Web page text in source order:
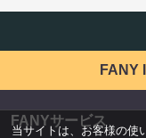
FANY
FANYサービス
当サイトは、お客様の使